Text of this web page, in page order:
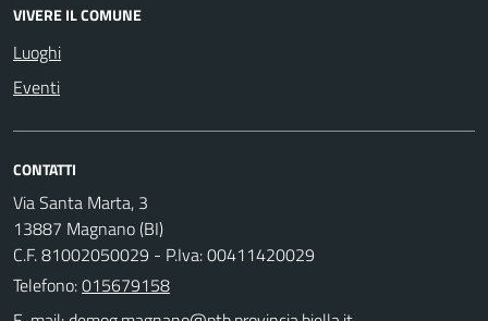
VIVERE IL COMUNE
Luoghi
Eventi
CONTATTI
Via Santa Marta, 3
13887 Magnano (BI)
C.F. 81002050029 - P.Iva: 00411420029
Telefono:015679158